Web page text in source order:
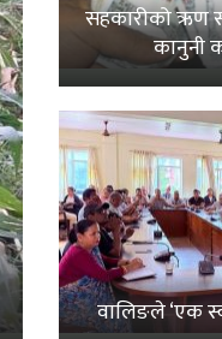
सहकारीको ऋण
कानुनी
वालिङले ‘एक